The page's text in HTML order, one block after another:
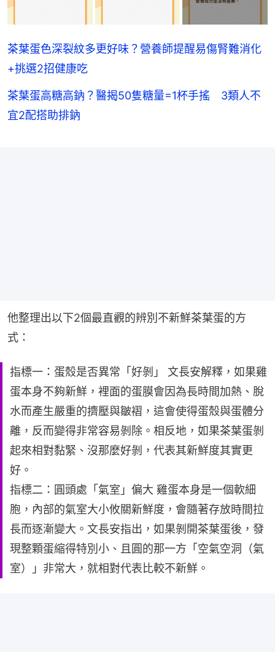
茶葉蛋色深裂紋多更好味？營養師提醒易傷腎難消化
+挑選2招健康吃
茶葉蛋高糖高鈉？醫揭50隻糖量=1杯手搖 3類人不
宜2配搭助排鈉
他整理出以下2個最直觀的辨別不新鮮茶葉蛋的方
式：
指標一：蛋殼是否異常「好剝」 文長安解釋，如果雞
蛋本身不夠新鮮，裡面的蛋膜會因為長時間加熱、脫
水而產生嚴重的擠壓與皺褶，這會使得蛋殼與蛋體分
離，反而變得非常容易剝除。相反地，如果茶葉蛋剝
起來相對黏緊、沒那麼好剝，代表其新鮮度其實更
好。
指標二：圓頭處「氣室」偏大 雞蛋本身是一個軟細
胞，內部的氣室大小攸關新鮮度，會隨著存放時間拉
長而逐漸變大。文長安指出，如果剝開茶葉蛋後，發
現整顆蛋縮得特別小、且圓的那一方「空氣空洞（氣
室）」非常大，就相對代表比較不新鮮。